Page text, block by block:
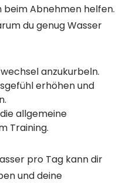
beim Abnehmen helfen.
du genug Wasser
anzukurbeln.
erhöhen und
allgemeine
Training.
pro Tag kann dir
und deine